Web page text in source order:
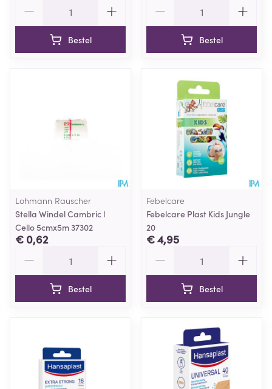
Bestel Bestel
Lohmann Rauscher
Stella Windel Cambric l
Cello 5cmx5m 37302
€ 0,62
Bestel
Febelcare
Febelcare Plast Kids Jungle
20
€ 4,95
Bestel